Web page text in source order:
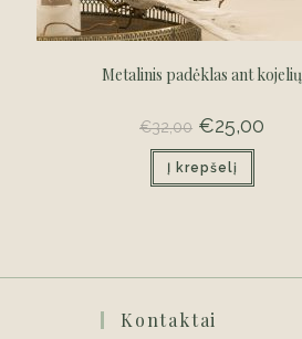
Metalinis padėklas ant kojelių
€32,00 Original
price
was:
€32,00.
€25,00
Į krepšelį
Kontaktai